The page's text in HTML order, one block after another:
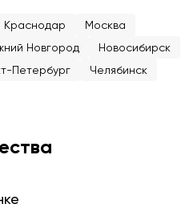
Краснодар
Москва
Новгород
Новосибирск
Петербург Челябинск